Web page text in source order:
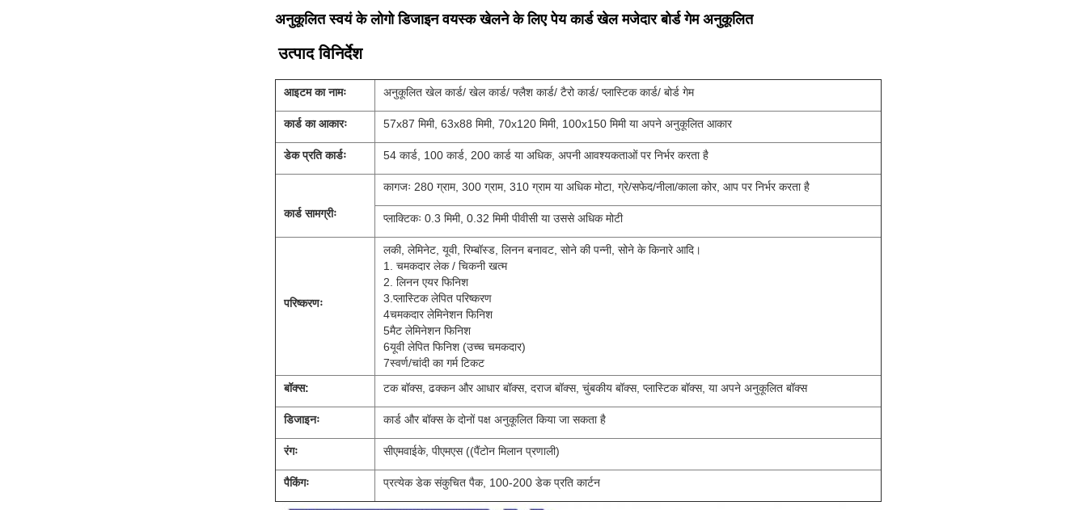
अनुकूलित स्वयं के लोगो डिजाइन वयस्क खेलने के लिए पेय कार्ड खेल मजेदार बोर्ड गेम अनुकूलित
उत्पाद विनिर्देश
आइटम का नामः अनुकूलित खेल कार्ड/ खेल कार्ड/ फ्लैश कार्ड/ टैरो कार्ड/ प्लास्टिक कार्ड/ बोर्ड गेम
कार्ड का आकारः 57x87 मिमी, 63x88 मिमी, 70x120 मिमी, 100x150 मिमी या अपने अनुकूलित आकार
डेक प्रति कार्डः 54 कार्ड, 100 कार्ड, 200 कार्ड या अधिक, अपनी आवश्यकताओं पर निर्भर करता है
कार्ड सामग्रीः
कागजः 280 ग्राम, 300 ग्राम, 310 ग्राम या अधिक मोटा, ग्रे/सफेद/नीला/काला कोर, आप पर निर्भर करता है
प्लाक्टिकः 0.3 मिमी, 0.32 मिमी पीवीसी या उससे अधिक मोटी
परिष्करणः
लकी, लेमिनेट, यूवी, रिम्बॉस्ड, लिनन बनावट, सोने की पन्नी, सोने के किनारे आदि।
1. चमकदार लेक / चिकनी खत्म
2. लिनन एयर फिनिश
3.प्लास्टिक लेपित परिष्करण
4चमकदार लेमिनेशन फिनिश
5मैट लेमिनेशन फिनिश
6यूवी लेपित फिनिश (उच्च चमकदार)
7स्वर्ण/चांदी का गर्म टिकट
बॉक्स:
टक बॉक्स, ढक्कन और आधार बॉक्स, दराज बॉक्स, चुंबकीय बॉक्स, प्लास्टिक बॉक्स, या अपने अनुकूलित बॉक्स
डिजाइनः कार्ड और बॉक्स के दोनों पक्ष अनुकूलित किया जा सकता है
रंगः सीएमवाईके, पीएमएस ((पैंटोन मिलान प्रणाली)
पैकिंगः प्रत्येक डेक संकुचित पैक, 100-200 डेक प्रति कार्टन